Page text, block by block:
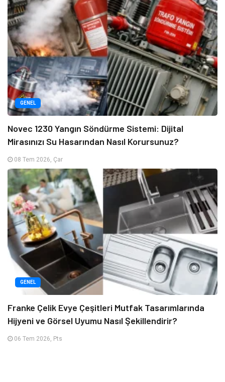
GENEL
Novec 1230 Yangın Söndürme Sistemi: Dijital
Mirasınızı Su Hasarından Nasıl Korursunuz?
08 Tem 2026, Çar
GENEL
Franke Çelik Evye Çeşitleri Mutfak Tasarımlarında
Hijyeni ve Görsel Uyumu Nasıl Şekillendirir?
06 Tem 2026, Pts